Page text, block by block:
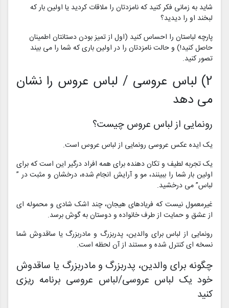
شاید به زمانی فکر کنید که نامزدتان را ملاقات کردید یا اولین بار که
لبخند او را دیدید؟
پارچه لباستان را احساس کنید (اول از تمیز بودن دستانتان اطمینان
حاصل کنید!) و حالت نامزدتان را در اولین باری که شما را می بیند
تصور کنید.
2) لباس عروسی / لباس عروس را نشان
می دهد
رونمایی از لباس عروس چیست؟
یک ایده عکس‌ عروسی رونمایی از لباس عروس است.
یک تجربه لطیف و تکان دهنده برای همه افراد درگیر این است که برای
اولین بار شما را ببینند، مو و آرایش انجام شده، درخشان و مثبت در ”
لباس” می درخشید.
غیرمعمول نیست که فریادهای هیجان، چند اشک شادی و محموله ای
از عشق و حمایت از طرف خانواده و دوستان به گوش برسد.
رونمایی از لباس برای والدین، پدربزرگ و مادربزرگ یا ساقدوش شما
نسخه ای کنترل شده و مستند از آن لحظه است.
چگونه برای والدین، پدربزرگ و مادربزرگ یا ساقدوش
خود یک لباس عروسی/لباس عروسی برنامه ریزی
کنید